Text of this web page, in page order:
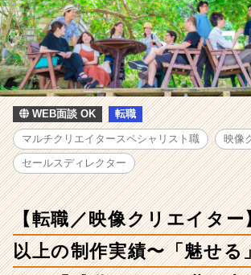
職
／
映
像
ク
リ
エ
イ
タ
ー】
1500
以
上
の
WEB面談 OK 転職
マルチクリエイタースペシャリスト職 映像
セールスディレクター
【転職／映像クリエイタ
以上の制作実績〜「魅せる